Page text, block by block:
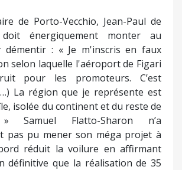
de Porto-Vecchio, Jean-Paul de
doit énergiquement monter au
démentir : « Je m'inscris en faux
selon laquelle l'aéroport de Figari
pour les promoteurs. C’est
La région que je représente est
isolée du continent et du reste de
Samuel Flatto-Sharon n’a
pas pu mener son méga projet à
réduit la voilure en affirmant
définitive que la réalisation de 35